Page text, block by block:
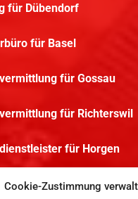
Cookie-Zustimmung
für Dübendorf
für Basel
für Gossau
für Richterswil
für Horgen
für Männedorf